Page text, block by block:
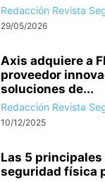
Redacción Revista
29/05/2026
Axis adquiere a
proveedor
soluciones de...
Redacción Revista
10/12/2025
Las 5
seguridad física